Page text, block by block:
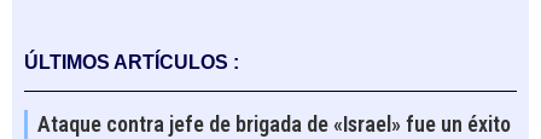
ÚLTIMOS ARTÍCULOS :
Ataque contra jefe de brigada de «Israel» fue un éxito